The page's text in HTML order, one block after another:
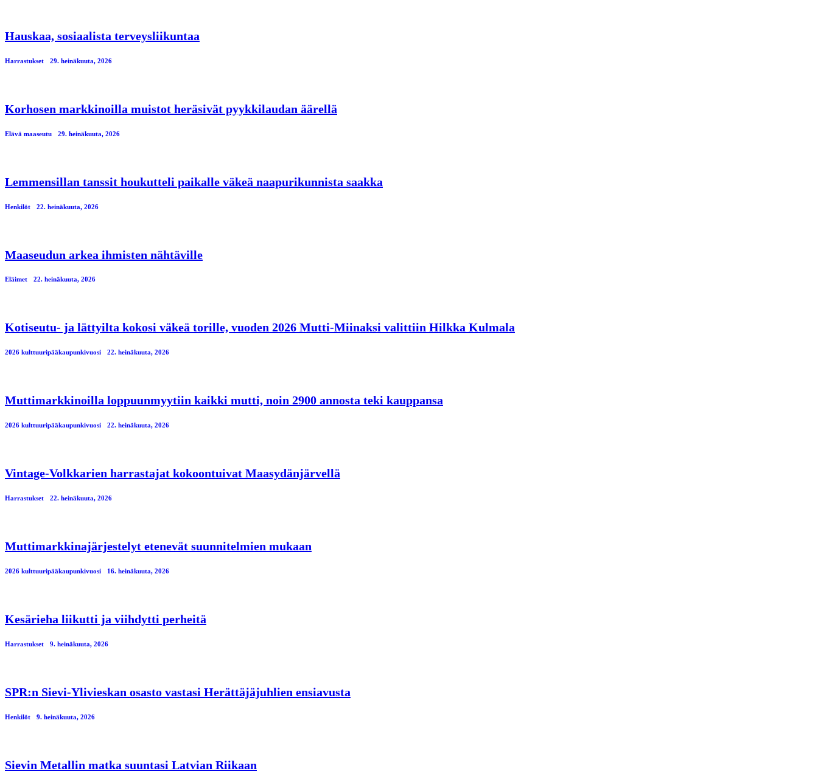
Hauskaa, sosiaalista terveysliikuntaa
Harrastukset 29. heinäkuuta, 2026
Korhosen markkinoilla muistot heräsivät pyykkilaudan äärellä
Elävä maaseutu 29. heinäkuuta, 2026
Lemmensillan tanssit houkutteli paikalle väkeä naapurikunnista saakka
Henkilöt 22. heinäkuuta, 2026
Maaseudun arkea ihmisten nähtäville
Eläimet 22. heinäkuuta, 2026
Kotiseutu- ja lättyilta kokosi väkeä torille, vuoden 2026 Mutti-Miinaksi valittiin Hilkka Kulmala
2026 kulttuuripääkaupunkivuosi 22. heinäkuuta, 2026
Muttimarkkinoilla loppuunmyytiin kaikki mutti, noin 2900 annosta teki kauppansa
2026 kulttuuripääkaupunkivuosi 22. heinäkuuta, 2026
Vintage-Volkkarien harrastajat kokoontuivat Maasydänjärvellä
Harrastukset 22. heinäkuuta, 2026
Muttimarkkinajärjestelyt etenevät suunnitelmien mukaan
2026 kulttuuripääkaupunkivuosi 16. heinäkuuta, 2026
Kesärieha liikutti ja viihdytti perheitä
Harrastukset 9. heinäkuuta, 2026
SPR:n Sievi-Ylivieskan osasto vastasi Herättäjäjuhlien ensiavusta
Henkilöt 9. heinäkuuta, 2026
Sievin Metallin matka suuntasi Latvian Riikaan